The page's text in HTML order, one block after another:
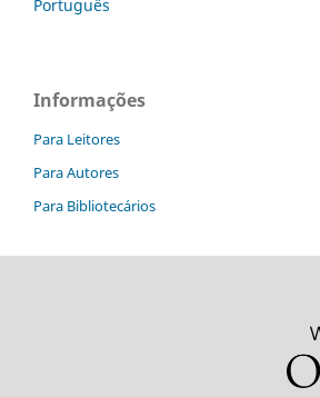
Português
Informações
Para Leitores
Para Autores
Para Bibliotecários